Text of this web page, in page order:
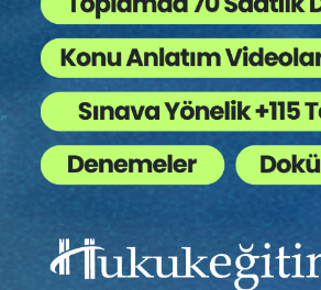
“Karayolları Güvenliği İçin On
azaltılması hedeflenmiştir. Birleşmiş
oluşturulması,
iyileştirilmesi,
kısa bir süre sonra
sayısı gerçek rakamı